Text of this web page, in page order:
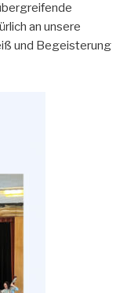
an unsere
und Begeisterung